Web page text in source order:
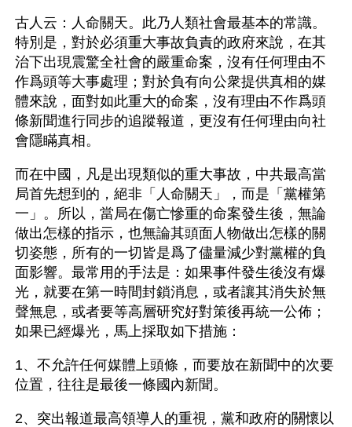
古人云：人命關天。此乃人類社會最基本的常識。
特別是，對於必須重大事故負責的政府來說，在其
治下出現震驚全社會的嚴重命案，沒有任何理由不
作爲頭等大事處理；對於負有向公衆提供真相的媒
體來說，面對如此重大的命案，沒有理由不作爲頭
條新聞進行同步的追蹤報道，更沒有任何理由向社
會隱瞞真相。
而在中國，凡是出現類似的重大事故，中共最高當
局首先想到的，絕非「人命關天」，而是「黨權第
一」。所以，當局在傷亡慘重的命案發生後，無論
做出怎樣的指示，也無論其頭面人物做出怎樣的關
切姿態，所有的一切皆是爲了儘量減少對黨權的負
面影響。最常用的手法是：如果事件發生後沒有爆
光，就要在第一時間封鎖消息，或者讓其消失於無
聲無息，或者要等高層研究好對策後再統一公佈；
如果已經爆光，馬上採取如下措施：
1、不允許任何媒體上頭條，而要放在新聞中的次要
位置，往往是最後一條國內新聞。
2、突出報道最高領導人的重視，黨和政府的關懷以